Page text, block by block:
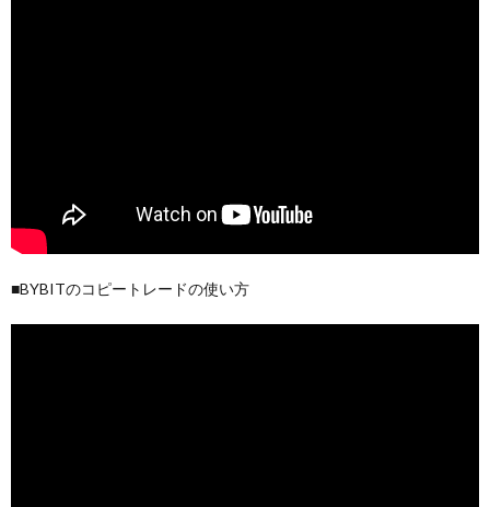
■BYBITのコピートレードの使い方